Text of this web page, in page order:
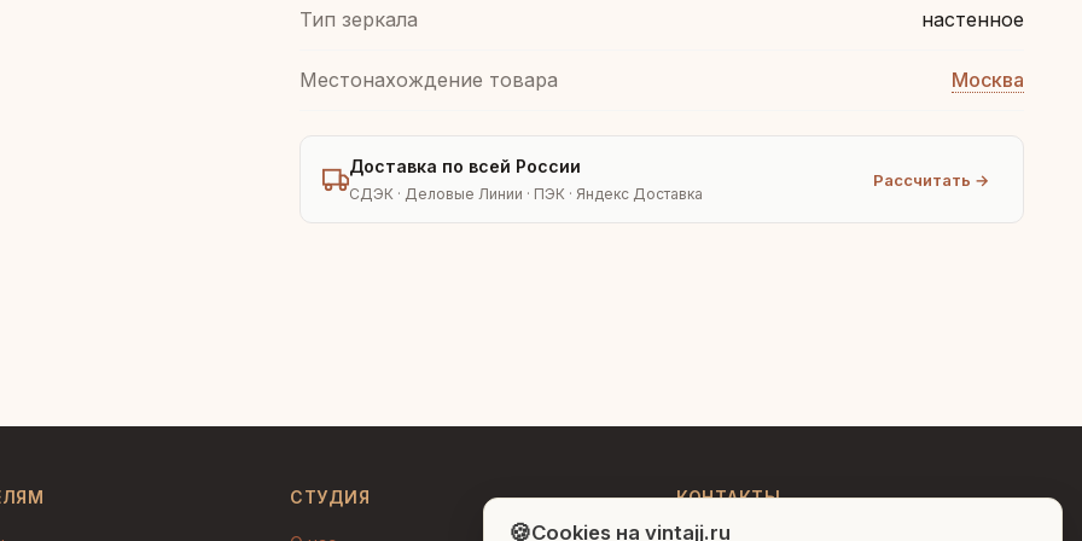
Тип зеркала настенное
Местонахождение товара Москва
Доставка по всей России
СДЭК · Деловые Линии · ПЭК · Яндекс Доставка
Рассчитать →
СТУДИЯ КОНТАКТЫ
🍪Cookies на vintajj.ru
декору. Чем могу помочь?